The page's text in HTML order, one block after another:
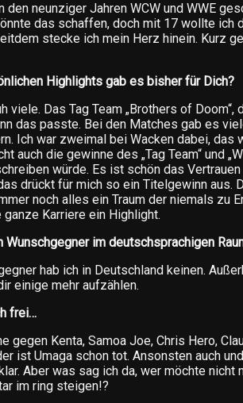
den neunziger Jahren WCW und WWE
das schaffen, doch mit 17 wollte ich
stecke ich mein Herz hinein. Kurz
Highlights gab es bisher für Dich?
viele. Das Tag Team „Brothers of
das passte. Bei den Matches gab es
Ich war zweimal bei Wacken dabei, das
auch die gewinne des „Tag Team“ und
würde. Es ist schön das
drückt für mich so ein Titelgewinn aus.
noch alles ein Traum der niemals zu
Karriere ein Highlight.
Wunschgegner im deutschsprachigen
hab ich in Deutschland keinen.
einige mehr aufzählen.
frei…
gegen Kenta, Samoa Joe, Chris Hero,
ist Umaga schon tot. Ansonsten auch
Aber was sag ich da, wer möchte nicht
im ring steigen!?